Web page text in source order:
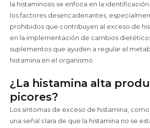
la histaminosis se enfoca en la
los factores desencadenantes,
prohibidos que contribuyen al exceso de
en la implementación de cambios
suplementos que ayuden a regular el
histamina en el organismo.
¿La histamina alta
picores?
Los síntomas de exceso de histamina,
una señal clara de que la histamina no se